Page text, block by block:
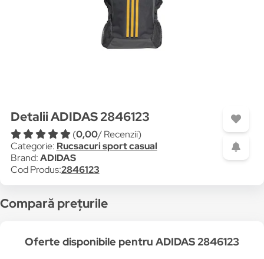
Detalii ADIDAS 2846123
(0,00/ Recenzii)
Categorie: Rucsacuri sport casual
Brand:ADIDAS
Cod Produs:2846123
Compară prețurile
Oferte disponibile pentru ADIDAS 2846123